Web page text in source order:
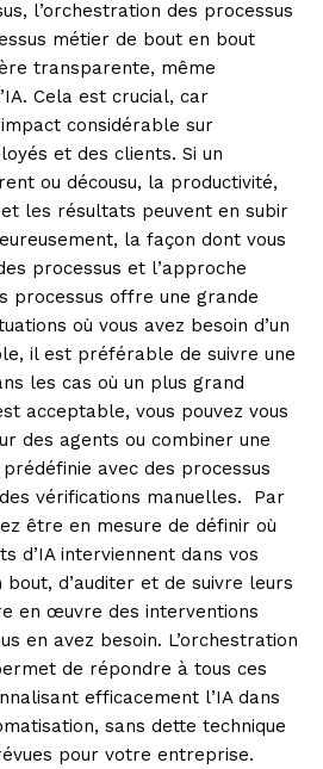
l’orchestration des processus
métier de bout en bout
transparente, même
Cela est crucial, car
considérable sur
et des clients. Si un
ou décousu, la productivité,
les résultats peuvent en subir
la façon dont vous
processus et l’approche
processus offre une grande
où vous avez besoin d’un
il est préférable de suivre une
les cas où un plus grand
acceptable, vous pouvez vous
des agents ou combiner une
avec des processus
vérifications manuelles. Par
être en mesure de définir où
d’IA interviennent dans vos
d’auditer et de suivre leurs
en œuvre des interventions
en avez besoin. L’orchestration
de répondre à tous ces
efficacement l’IA dans
sans dette technique
pour votre entreprise.